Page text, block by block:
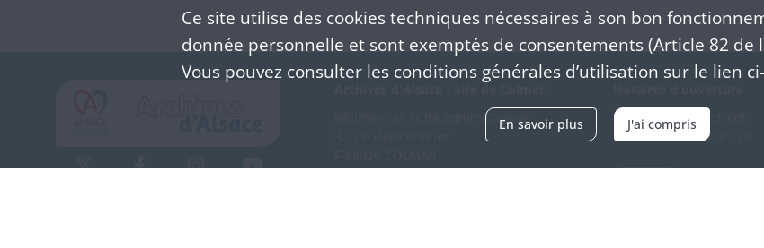
Bâtiment M / Cité administrative
(+33) 3 89 21 97 00
Du mardi au vendredi
en continu de 9h à 17h
Ce site utilise des cookiestechniques nécessaires à son bon
donnée personnelle et sont exemptés de consentements (Article 82
Vous pouvez consulter les conditions générales d’utilisation sur le lien
En savoir plus J'ai compris